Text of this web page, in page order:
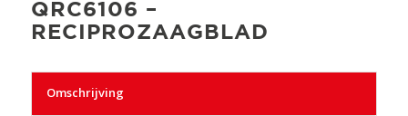
QRC6106 –
RECIPROZAAGBLAD
Omschrijving